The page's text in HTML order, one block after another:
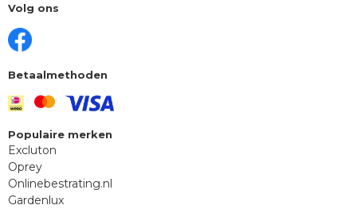
Volg ons
Betaalmethoden
Populaire merken
Excluton
Oprey
Onlinebestrating.nl
Gardenlux